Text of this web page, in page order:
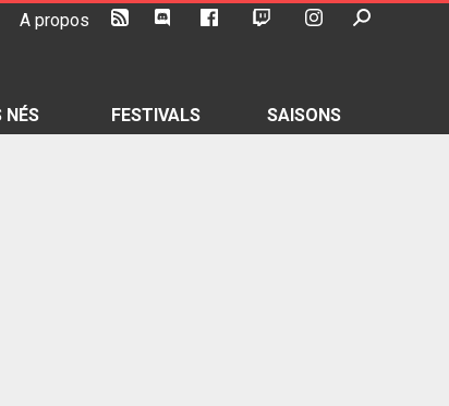
A propos
NÉS FESTIVALS SAISONS